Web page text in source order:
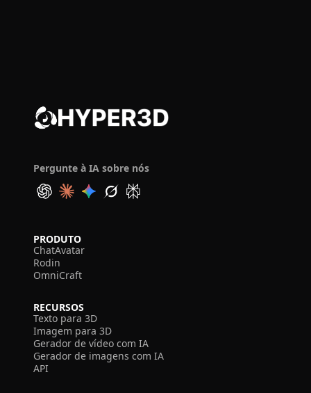
Pergunte à IA sobre nós
PRODUTO
ChatAvatar
Rodin
OmniCraft
RECURSOS
Texto para 3D
Imagem para 3D
Gerador de vídeo com IA
Gerador de imagens com IA
API